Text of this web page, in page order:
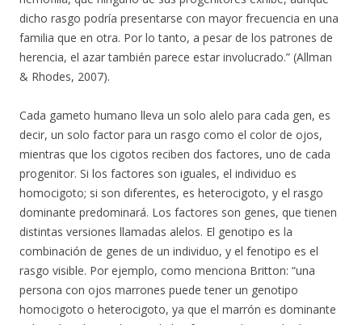
dicho rasgo podría presentarse con mayor frecuencia en una
familia que en otra. Por lo tanto, a pesar de los patrones de
herencia, el azar también parece estar involucrado.” (Allman
& Rhodes, 2007).
Cada gameto humano lleva un solo alelo para cada gen, es
decir, un solo factor para un rasgo como el color de ojos,
mientras que los cigotos reciben dos factores, uno de cada
progenitor. Si los factores son iguales, el individuo es
homocigoto; si son diferentes, es heterocigoto, y el rasgo
dominante predominará. Los factores son genes, que tienen
distintas versiones llamadas alelos. El genotipo es la
combinación de genes de un individuo, y el fenotipo es el
rasgo visible. Por ejemplo, como menciona Britton: “una
persona con ojos marrones puede tener un genotipo
homocigoto o heterocigoto, ya que el marrón es dominante